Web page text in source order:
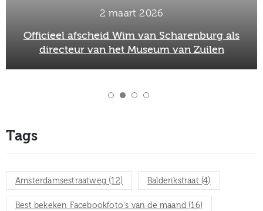
2 maart 2026
Officieel afscheid Wim van Scharenburg als
directeur van het Museum van Zuilen
Tags
Amsterdamsestraatweg (12) Balderikstraat(4)
Best bekeken Facebookfoto's van de maand (16)